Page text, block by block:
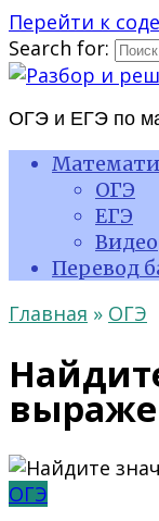
Перейти к
Search for:
ОГЭ и ЕГЭ по
ОГЭ
ЕГЭ
Видео
Перевод
Главная » ОГЭ
ОГЭ